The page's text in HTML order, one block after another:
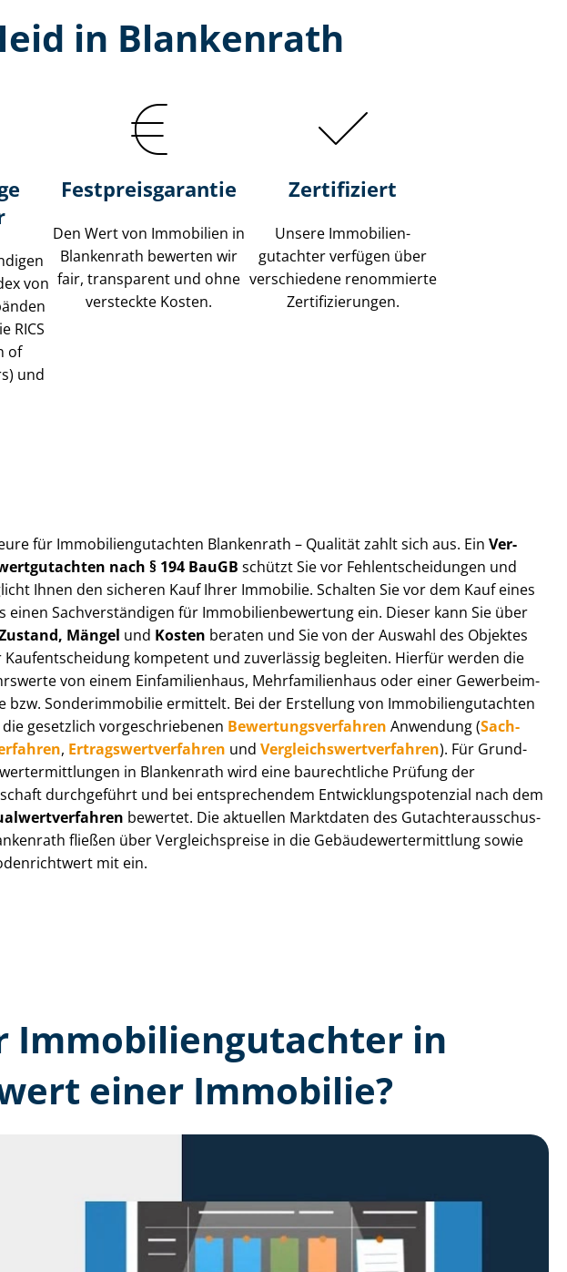
in Blankenrath
von
RICS
of
und
Festpreis​garantie
Den Wert von Immobilien in
Blankenrath bewerten wir
fair, transparent und ohne
versteckte Kosten.
Zertifiziert
Unsere Immobilien­
gutachter verfügen über
verschiedene renommierte
Zer­ti­fi­zie­run­gen.
für Im­mo­bi­li­en­gut­ach­ten Blankenrath – Qualität zahlt sich aus. Ein Ver­
nach § 194 BauGB schützt Sie vor Fehl­ent­schei­dun­gen und
Ihnen den sicheren Kauf Ihrer Immobilie. Schalten Sie vor dem Kauf eines
einen Sach­ver­stän­di­gen für Im­mo­bi­li­en­be­wer­tung ein. Dieser kann Sie über
Mängel und Kosten beraten und Sie von der Auswahl des Objektes
Kauf­ent­schei­dung kompetent und zuverlässig begleiten. Hierfür werden die
von einem Einfamilienhaus, Mehr­fa­mi­li­en­haus oder einer Ge­wer­be­im­
bzw. Sonderimmobilie ermittelt. Bei der Erstellung von Im­mo­bi­li­en­gut­ach­ten
gesetzlich vor­ge­schrie­be­nen Be­wer­tungs­ver­fah­ren Anwendung (Sach­
, Er­trags­wert­ver­fah­ren und Ver­gleichs­wert­ver­fah­ren). Für Grund­
in Blankenrath wird eine baurechtliche Prüfung der
durchgeführt und bei entsprechendem Ent­wick­lungs­po­ten­zi­al nach dem
bewertet. Die aktuellen Marktdaten des Gut­ach­ter­aus­schus­
fließen über Ver­gleichs­prei­se in die Ge­bäu­de­wert­ermitt­lung sowie
mit ein.
in
einer Immobilie?